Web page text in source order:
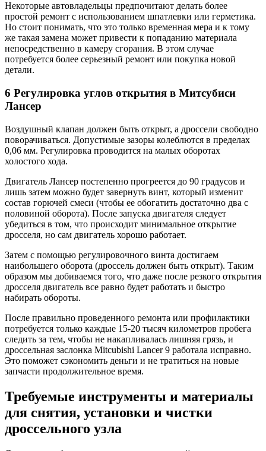
Некоторые автовладельцы предпочитают делать более
простой ремонт с использованием шпатлевки или герметика.
Но стоит понимать, что это только временная мера и к тому
же такая замена может привести к попаданию материала
непосредственно в камеру сгорания. В этом случае
потребуется более серьезный ремонт или покупка новой
детали.
6 Регулировка углов открытия в Митсубиси
Лансер
Воздушный клапан должен быть открыт, а дроссели свободно
поворачиваться. Допустимые зазоры колеблются в пределах
0,06 мм. Регулировка проводится на малых оборотах
холостого хода.
Двигатель Лансер постепенно прогреется до 90 градусов и
лишь затем можно будет завернуть винт, который изменит
состав горючей смеси (чтобы ее обогатить достаточно два с
половиной оборота). После запуска двигателя следует
убедиться в том, что происходит минимальное открытие
дросселя, но сам двигатель хорошо работает.
Затем с помощью регулировочного винта достигаем
наибольшего оборота (дроссель должен быть открыт). Таким
образом мы добиваемся того, что даже после резкого открытия
дросселя двигатель все равно будет работать и быстро
набирать обороты.
После правильно проведенного ремонта или профилактики
потребуется только каждые 15-20 тысяч километров пробега
следить за тем, чтобы не накапливалась лишняя грязь, и
дроссельная заслонка Mitcubishi Lancer 9 работала исправно.
Это поможет сэкономить деньги и не тратиться на новые
запчасти продолжительное время.
Требуемые инструменты и материалы
для снятия, установки и чистки
дроссельного узла